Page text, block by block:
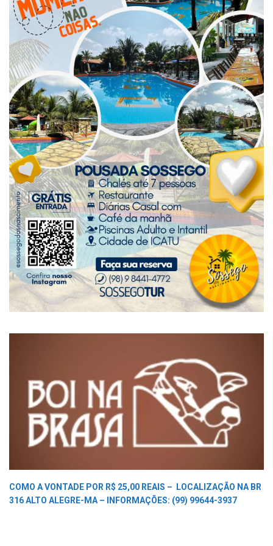
COMO A VONTADE POR R$ 25,00 REAIS –
LOCALIZAÇÃO NA BR
316 ALTO ALEGRE-MA –
INFORMAÇÕES: (99) 99644-3937